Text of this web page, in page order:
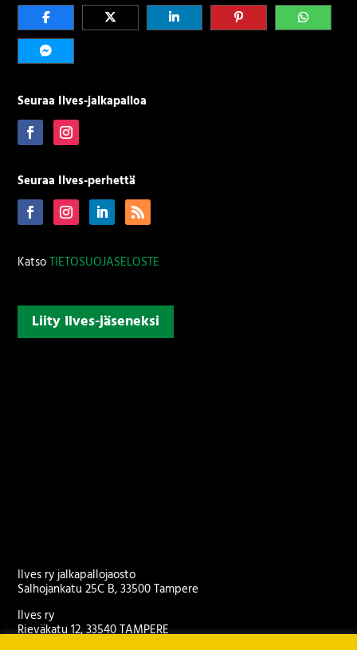
Seuraa Ilves-jalkapalloa
Seuraa Ilves-perhettä
KatsoTIETOSUOJASELOSTE
Liity Ilves-jäseneksi
Ilves ry jalkapallojaosto
Salhojankatu 25C B, 33500 Tampere
Ilves ry
Rieväkatu 12, 33540 TAMPERE